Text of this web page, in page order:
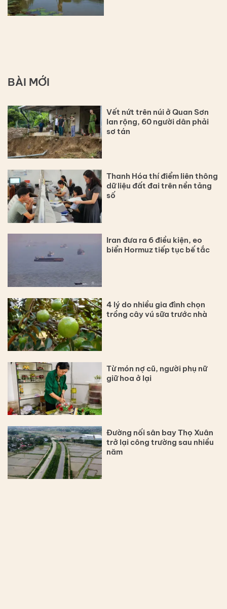
BÀI MỚI
Vết nứt trên núi ở Quan Sơn
lan rộng, 60 người dân phải
sơ tán
Thanh Hóa thí điểm liên thông
dữ liệu đất đai trên nền tảng
số
Iran đưa ra 6 điều kiện, eo
biển Hormuz tiếp tục bế tắc
4 lý do nhiều gia đình chọn
trồng cây vú sữa trước nhà
Từ món nợ cũ, người phụ nữ
giữ hoa ở lại
Đường nối sân bay Thọ Xuân
trở lại công trường sau nhiều
năm